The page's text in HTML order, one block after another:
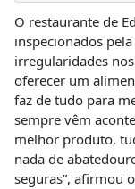
O restaurante de
inspecionados
irregularidades
oferecer um
faz de tudo para
sempre vêm
melhor produto,
nada de
seguras”, afirmou